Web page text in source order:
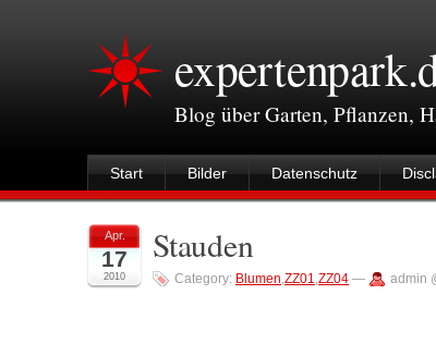
Blog über Garten, Pflanzen,
Start Bilder Datenschutz
Apr.
17
2010
Stauden
Category: Blumen,ZZ01,ZZ04 — admin